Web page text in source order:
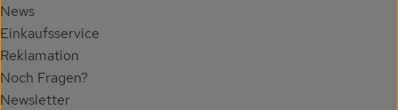
News
Einkaufsservice
Reklamation
Noch Fragen?
Newsletter